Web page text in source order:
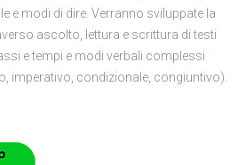
e modi di dire. Verranno sviluppate la
ascolto, lettura e scrittura di testi
e tempi e modi verbali complessi
imperativo, condizionale, congiuntivo).